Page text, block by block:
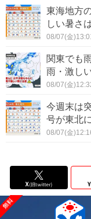
東海地方
しい暑さ
08/07(金
関東でも
雨・激し
08/07(金
今週末は
号が東北
08/07(金